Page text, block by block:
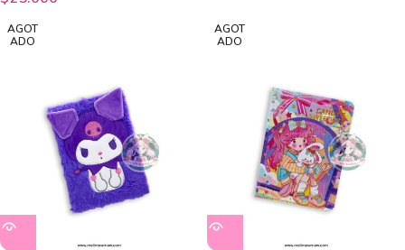
AGOT
ADO
AGOT
ADO